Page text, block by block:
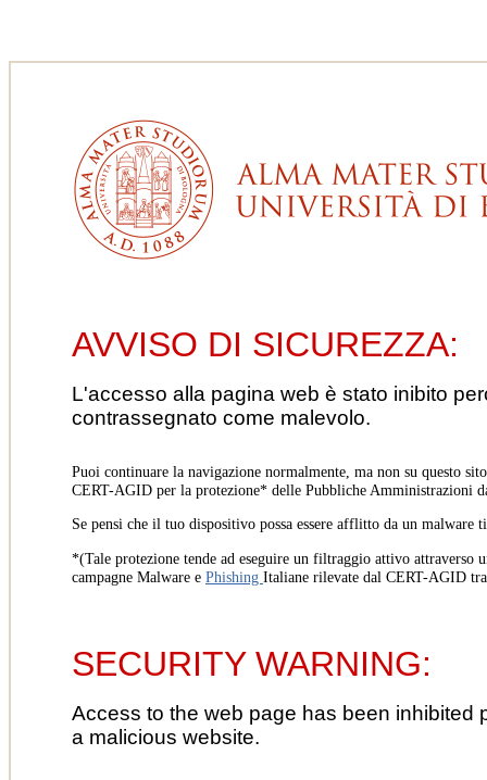
AVVISO DI SICUREZZA:
L'accesso alla pagina web è stato inibito
contrassegnato come malevolo.
Puoi continuare la navigazione normalmente, ma non su questo
CERT-AGID per la protezione* delle Pubbliche Amministrazioni
Se pensi che il tuo dispositivo possa essere afflitto da un
*(Tale protezione tende ad eseguire un filtraggio attivo
campagne Malware e Phishing Italiane rilevate dal CERT-AGID
SECURITY WARNING:
Access to the web page has been
a malicious website.